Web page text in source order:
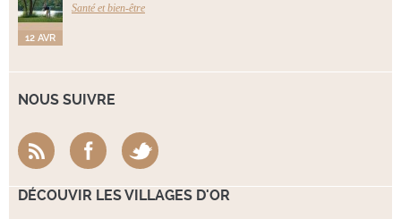
12 AVR
Santé et bien-être
NOUS SUIVRE
DÉCOUVIR LES VILLAGES D'OR